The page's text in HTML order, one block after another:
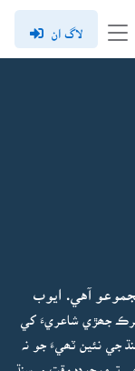
لاگ ان
آهي. ايوب
جھڙي شاعريءَ کي
جي نئين ٽھيءَ جو نہ
تہ موجودہ وقت ۾ سنڌ